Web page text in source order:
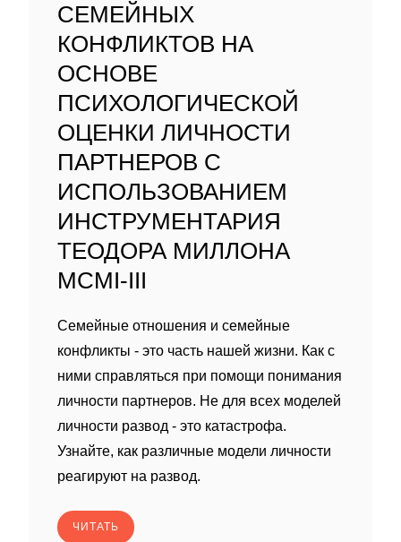
СЕМЕЙНЫХ
КОНФЛИКТОВ НА
ОСНОВЕ
ПСИХОЛОГИЧЕСКОЙ
ОЦЕНКИ ЛИЧНОСТИ
ПАРТНЕРОВ С
ИСПОЛЬЗОВАНИЕМ
ИНСТРУМЕНТАРИЯ
ТЕОДОРА МИЛЛОНА
MCMI-III
Семейные отношения и семейные
конфликты - это часть нашей жизни. Как с
ними справляться при помощи понимания
личности партнеров. Не для всех моделей
личности развод - это катастрофа.
Узнайте, как различные модели личности
реагируют на развод.
ЧИТАТЬ